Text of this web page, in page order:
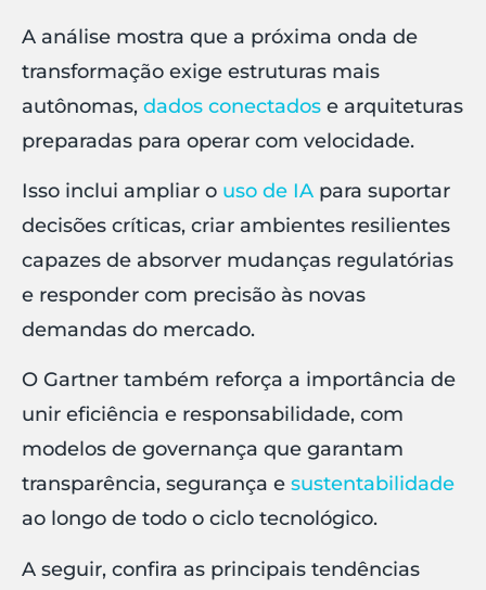
A análise mostra que a próxima onda de
transformação exige estruturas mais
autônomas, dados conectados e arquiteturas
preparadas para operar com velocidade.
Isso inclui ampliar o uso de IA para suportar
decisões críticas, criar ambientes resilientes
capazes de absorver mudanças regulatórias
e responder com precisão às novas
demandas do mercado.
O Gartner também reforça a importância de
unir eficiência e responsabilidade, com
modelos de governança que garantam
transparência, segurança e sustentabilidade
ao longo de todo o ciclo tecnológico.
A seguir, confira as principais tendências